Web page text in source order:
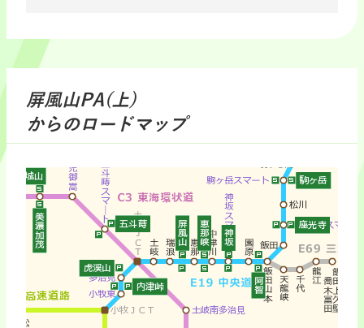
屏風山PA(上)
からのロードマップ